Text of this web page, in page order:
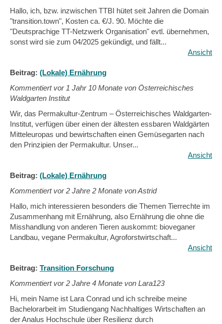
Hallo, ich, bzw. inzwischen TTBI hütet seit Jahren die Domain
"transition.town", Kosten ca. €/J. 90. Möchte die
"Deutsprachige TT-Netzwerk Organisation" evtl. übernehmen,
sonst wird sie zum 04/2025 gekündigt, und fällt...
Ansicht
Beitrag: (Lokale) Ernährung
Kommentiert vor 1 Jahr 10 Monate von Österreichisches
Waldgarten Institut
Wir, das Permakultur-Zentrum – Österreichisches Waldgarten-
Institut, verfügen über einen der ältesten essbaren Waldgärten
Mitteleuropas und bewirtschaften einen Gemüsegarten nach
den Prinzipien der Permakultur. Unser...
Ansicht
Beitrag: (Lokale) Ernährung
Kommentiert vor2 Jahre 2 Monate von Astrid
Hallo, mich interessieren besonders die Themen Tierrechte im
Zusammenhang mit Ernährung, also Ernährung die ohne die
Misshandlung von anderen Tieren auskommt: bioveganer
Landbau, vegane Permakultur, Agroforstwirtschaft...
Ansicht
Beitrag: Transition Forschung
Kommentiert vor2 Jahre 4 Monate von Lara123
Hi, mein Name ist Lara Conrad und ich schreibe meine
Bachelorarbeit im Studiengang Nachhaltiges Wirtschaften an
der Analus Hochschule über Resilienz durch